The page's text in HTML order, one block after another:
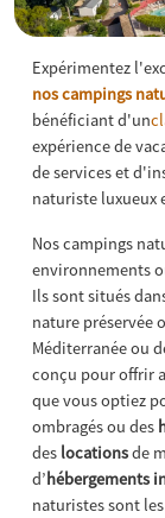
Expérimentez
nos campings
bénéficiant d'un
expérience de
de services et
naturiste luxueux
Nos campings
environnements
Ils sont situés
nature préservée
Méditerranée ou
conçu pour offrir
que vous optiez
ombragés ou des
des locationsde
d’hébergements
naturistes sont